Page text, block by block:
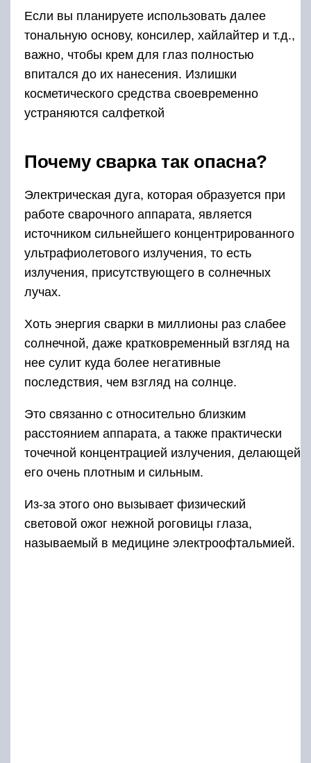
Если вы планируете использовать далее
тональную основу, консилер, хайлайтер и т.д.,
важно, чтобы крем для глаз полностью
впитался до их нанесения. Излишки
косметического средства своевременно
устраняются салфеткой
Почему сварка так опасна?
Электрическая дуга, которая образуется при
работе сварочного аппарата, является
источником сильнейшего концентрированного
ультрафиолетового излучения, то есть
излучения, присутствующего в солнечных
лучах.
Хоть энергия сварки в миллионы раз слабее
солнечной, даже кратковременный взгляд на
нее сулит куда более негативные
последствия, чем взгляд на солнце.
Это связанно с относительно близким
расстоянием аппарата, а также практически
точечной концентрацией излучения, делающей
его очень плотным и сильным.
Из-за этого оно вызывает физический
световой ожог нежной роговицы глаза,
называемый в медицине электроофтальмией.